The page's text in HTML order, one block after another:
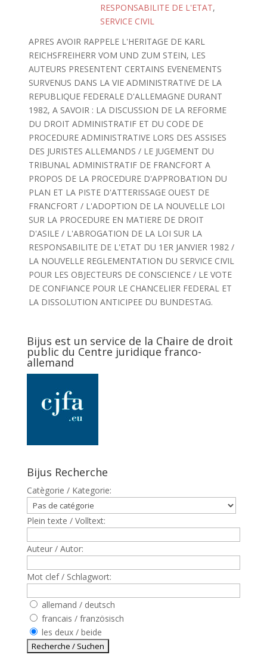
RESPONSABILITE DE L'ETAT,
SERVICE CIVIL
APRES AVOIR RAPPELE L'HERITAGE DE KARL
REICHSFREIHERR VOM UND ZUM STEIN, LES
AUTEURS PRESENTENT CERTAINS EVENEMENTS
SURVENUS DANS LA VIE ADMINISTRATIVE DE LA
REPUBLIQUE FEDERALE D'ALLEMAGNE DURANT
1982, A SAVOIR : LA DISCUSSION DE LA REFORME
DU DROIT ADMINISTRATIF ET DU CODE DE
PROCEDURE ADMINISTRATIVE LORS DES ASSISES
DES JURISTES ALLEMANDS / LE JUGEMENT DU
TRIBUNAL ADMINISTRATIF DE FRANCFORT A
PROPOS DE LA PROCEDURE D'APPROBATION DU
PLAN ET LA PISTE D'ATTERISSAGE OUEST DE
FRANCFORT / L'ADOPTION DE LA NOUVELLE LOI
SUR LA PROCEDURE EN MATIERE DE DROIT
D'ASILE / L'ABROGATION DE LA LOI SUR LA
RESPONSABILITE DE L'ETAT DU 1ER JANVIER 1982 /
LA NOUVELLE REGLEMENTATION DU SERVICE CIVIL
POUR LES OBJECTEURS DE CONSCIENCE / LE VOTE
DE CONFIANCE POUR LE CHANCELIER FEDERAL ET
LA DISSOLUTION ANTICIPEE DU BUNDESTAG.
Bijus est un service de la Chaire de droit
public du Centre juridique franco-
allemand
Bijus Recherche
Catègorie / Kategorie:
Plein texte / Volltext:
Auteur / Autor:
Mot clef / Schlagwort:
allemand / deutsch
francais / französisch
les deux / beide